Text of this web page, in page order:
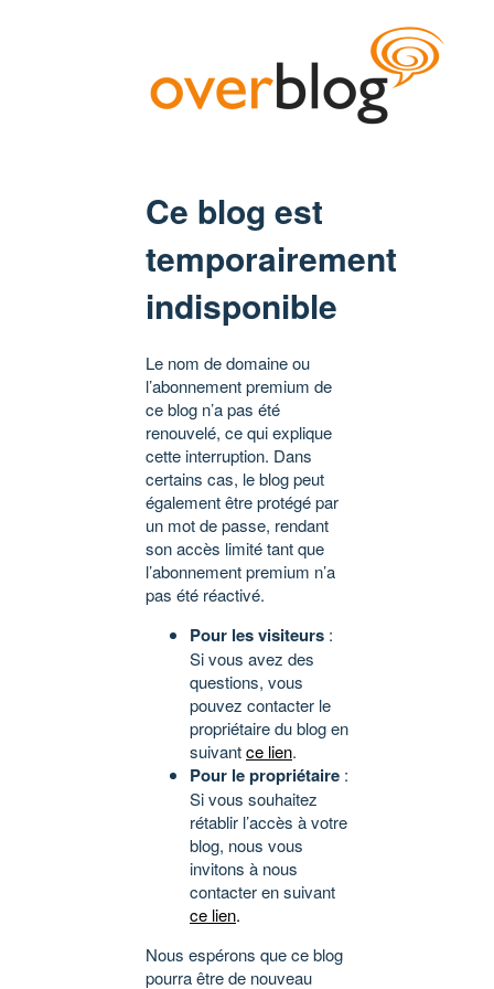
Ce blog est
temporairement
indisponible
Le nom de domaine ou
l’abonnement premium de
ce blog n’a pas été
renouvelé, ce qui explique
cette interruption. Dans
certains cas, le blog peut
également être protégé par
un mot de passe, rendant
son accès limité tant que
l’abonnement premium n’a
pas été réactivé.
Pour les visiteurs :
Si vous avez des
questions, vous
pouvez contacter le
propriétaire du blog en
suivantce lien.
Pour le propriétaire :
Si vous souhaitez
rétablir l’accès à votre
blog, nous vous
invitons à nous
contacter en suivant
ce lien.
Nous espérons que ce blog
pourra être de nouveau